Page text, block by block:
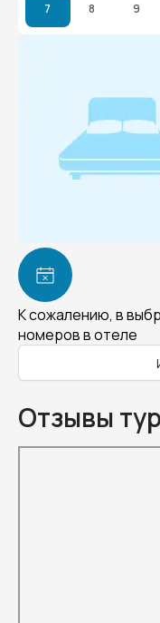
7 8 9
К сожалению, в
номеров в отеле
Отзывы